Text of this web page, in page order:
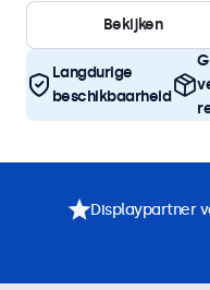
Bekijken
Langdurige
beschikbaarheid
Displaypartner